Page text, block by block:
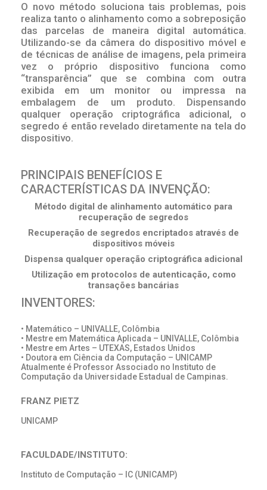
O novo método soluciona tais problemas, pois
realiza tanto o alinhamento como a sobreposição
das parcelas de maneira digital automática.
Utilizando-se da câmera do dispositivo móvel e
de técnicas de análise de imagens, pela primeira
vez o próprio dispositivo funciona como
“transparência” que se combina com outra
exibida em um monitor ou impressa na
embalagem de um produto. Dispensando
qualquer operação criptográfica adicional, o
segredo é então revelado diretamente na tela do
dispositivo.
PRINCIPAIS BENEFÍCIOS E
CARACTERÍSTICAS DA INVENÇÃO:
Método digital de alinhamento automático para
recuperação de segredos
Recuperação de segredos encriptados através de
dispositivos móveis
Dispensa qualquer operação criptográfica adicional
Utilização em protocolos de autenticação, como
transações bancárias
INVENTORES:
• Matemático – UNIVALLE, Colômbia
• Mestre em Matemática Aplicada – UNIVALLE, Colômbia
• Mestre em Artes – UTEXAS, Estados Unidos
• Doutora em Ciência da Computação – UNICAMP
Atualmente é Professor Associado no Instituto de
Computação da Universidade Estadual de Campinas.
FRANZ PIETZ
UNICAMP
FACULDADE/INSTITUTO:
Instituto de Computação – IC (UNICAMP)